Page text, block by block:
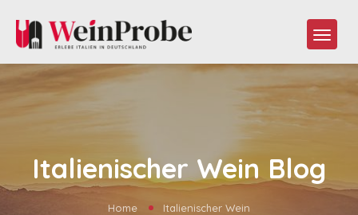
Italienischer Wein Blog
Home Italienischer Wein